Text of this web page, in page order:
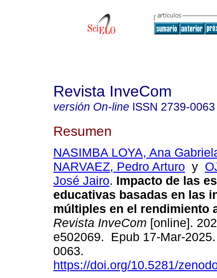
Revista InveCom
versión On-line ISSN 2739-0063
Resumen
NASIMBA LOYA, Ana
NARVAEZ, Pedro Arturo y
José Jairo. Impacto de las
educativas basadas en las
múltiples en el rendimiento
Revista InveCom [online].
e502069. Epub 17-Mar-
0063.
https://doi.org/10.5281/